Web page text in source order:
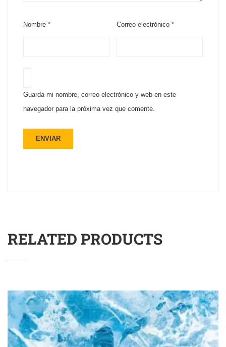
Nombre * Correo electrónico*
Guarda mi nombre, correo electrónico y web en este
navegador para la próxima vez que comente.
RELATED PRODUCTS